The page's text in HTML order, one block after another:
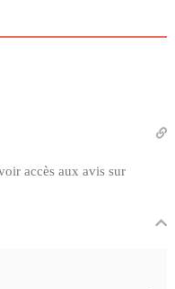
accès aux avis sur